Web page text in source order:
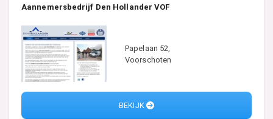
Aannemersbedrijf Den Hollander VOF
Papelaan 52,
Voorschoten
BEKIJK